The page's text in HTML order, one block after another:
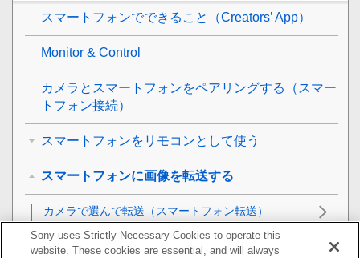
スマートフォンでできること（Creators’ App）
Monitor & Control
カメラとスマートフォンをペアリングする（ スマー
トフォン接続）
スマートフォンをリモコンとして使う
スマートフォンに画像を転送する
カメラで選んで転送 （スマートフォン転送）
転送状態リセット（スマートフォン転送）
Sony uses Strictly Necessary Cookies to operate this
website. These cookies are essential, and will always